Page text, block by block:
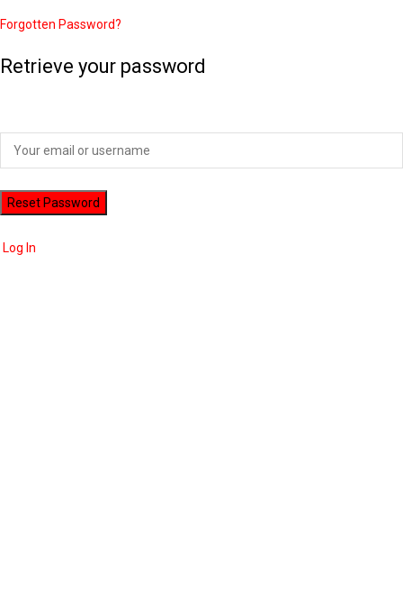
Forgotten Password?
Retrieve your password
Log In